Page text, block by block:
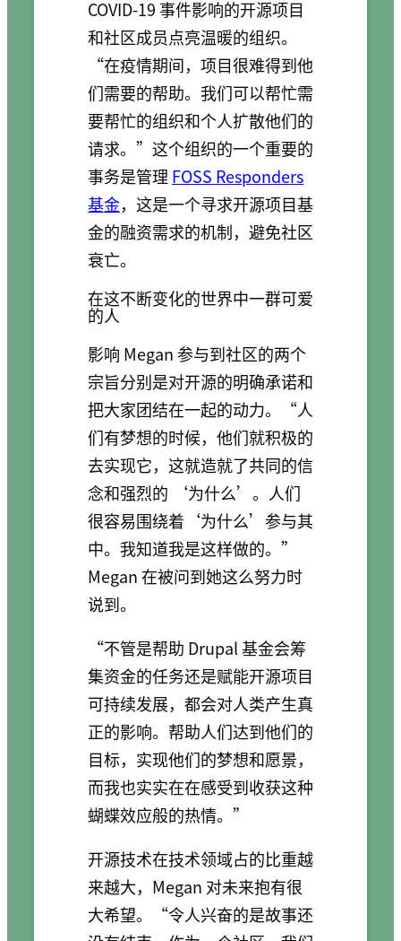
COVID-19 事件影响的开源项目
和社区成员点亮温暖的组织。
“在疫情期间，项目很难得到他
们需要的帮助。我们可以帮忙需
要帮忙的组织和个人扩散他们的
请求。”这个组织的一个重要的
事务是管理 FOSS Responders
基金，这是一个寻求开源项目基
金的融资需求的机制，避免社区
衰亡。
在这不断变化的世界中一群可爱
的人
影响 Megan 参与到社区的两个
宗旨分别是对开源的明确承诺和
把大家团结在一起的动力。“人
们有梦想的时候，他们就积极的
去实现它，这就造就了共同的信
念和强烈的 ‘为什么’。人们
很容易围绕着‘为什么’参与其
中。我知道我是这样做的。”
Megan 在被问到她这么努力时
说到。
“不管是帮助 Drupal 基金会筹
集资金的任务还是赋能开源项目
可持续发展，都会对人类产生真
正的影响。帮助人们达到他们的
目标，实现他们的梦想和愿景，
而我也实实在在感受到收获这种
蝴蝶效应般的热情。”
开源技术在技术领域占的比重越
来越大，Megan 对未来抱有很
大希望。“令人兴奋的是故事还